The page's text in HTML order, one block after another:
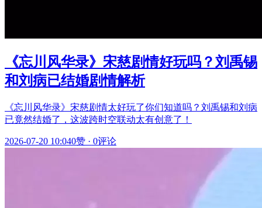
《忘川风华录》宋慈剧情好玩吗？刘禹锡
和刘病已结婚剧情解析
《忘川风华录》宋慈剧情太好玩了你们知道吗？刘禹锡和刘病
已竟然结婚了，这波跨时空联动太有创意了！
2026-07-20 10:040赞 · 0评论